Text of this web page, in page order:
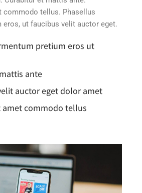
commodo tellus. Phasellus
eros, ut faucibus velit auctor eget.
pretium eros ut
ante
auctor eget dolor amet
amet commodo tellus